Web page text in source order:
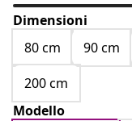
Dimensioni
80 cm
90 cm
200 cm
Modello